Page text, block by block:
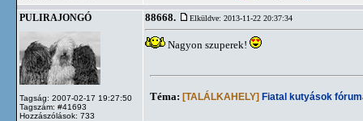
PULIRAJONGÓ
Tagság: 2007-02-17 19:27:50
Tagszám: #41693
Hozzászólások: 733
88668. Elküldve: 2013-11-22 20:37:34
Nagyon szuperek!
Téma: [TALÁLKAHELY] Fiatal kutyások